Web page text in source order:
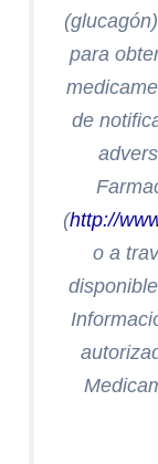
para
de
(http://
o a